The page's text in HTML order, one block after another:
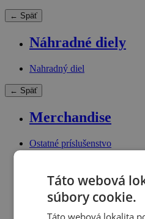
← Späť
Náhradné diely
Nahradný diel
← Späť
Merchandise
Ostatné príslušenstvo
Táto webová
súbory cookie.
Táto webová lokalita